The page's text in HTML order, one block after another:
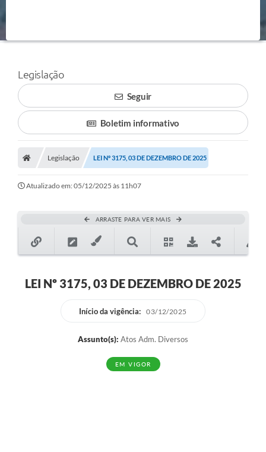
Legislação
Seguir
Boletim informativo
Legislação LEI Nº 3175, 03 DE DEZEMBRO DE 2025
Atualizado em: 05/12/2025 às 11h07
ARRASTE PARA VER MAIS
LEI Nº 3175, 03 DE DEZEMBRO DE 2025
Início da vigência: 03/12/2025
Assunto(s): Atos Adm. Diversos
EM VIGOR